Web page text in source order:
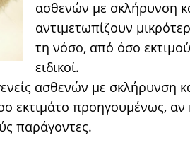
ασθενών με σκλήρυνση
αντιμετωπίζουν
τη νόσο, από όσο
ειδικοί.
ασθενών με σκλήρυνση
εκτιμάτο προηγουμένως, αν
παράγοντες.